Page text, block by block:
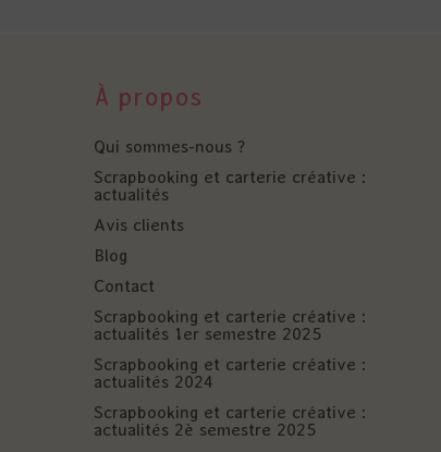
À propos
Qui sommes-nous ?
Scrapbooking et carterie créative :
actualités
Avis clients
Blog
Contact
Scrapbooking et carterie créative :
actualités 1er semestre 2025
Scrapbooking et carterie créative :
actualités 2024
Scrapbooking et carterie créative :
actualités 2è semestre 2025